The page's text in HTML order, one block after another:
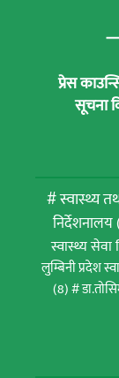
प्रेस
सूचना
स्वास्थ्य
निर्देशनालय
स्वास्थ्य सेवा
लुम्बिनी प्रदेश
(8)